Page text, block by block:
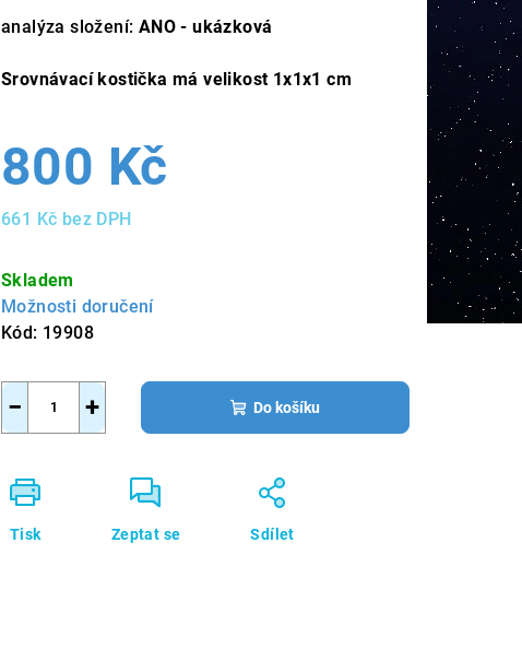
analýza složení: ANO - ukázková
Srovnávací kostička má velikost 1x1x1 cm
800 Kč
661 Kč bez DPH
cena:
Skladem
Možnosti doručení
Kód: 19908
+
− Do košíku
Tisk Zeptat se Sdílet